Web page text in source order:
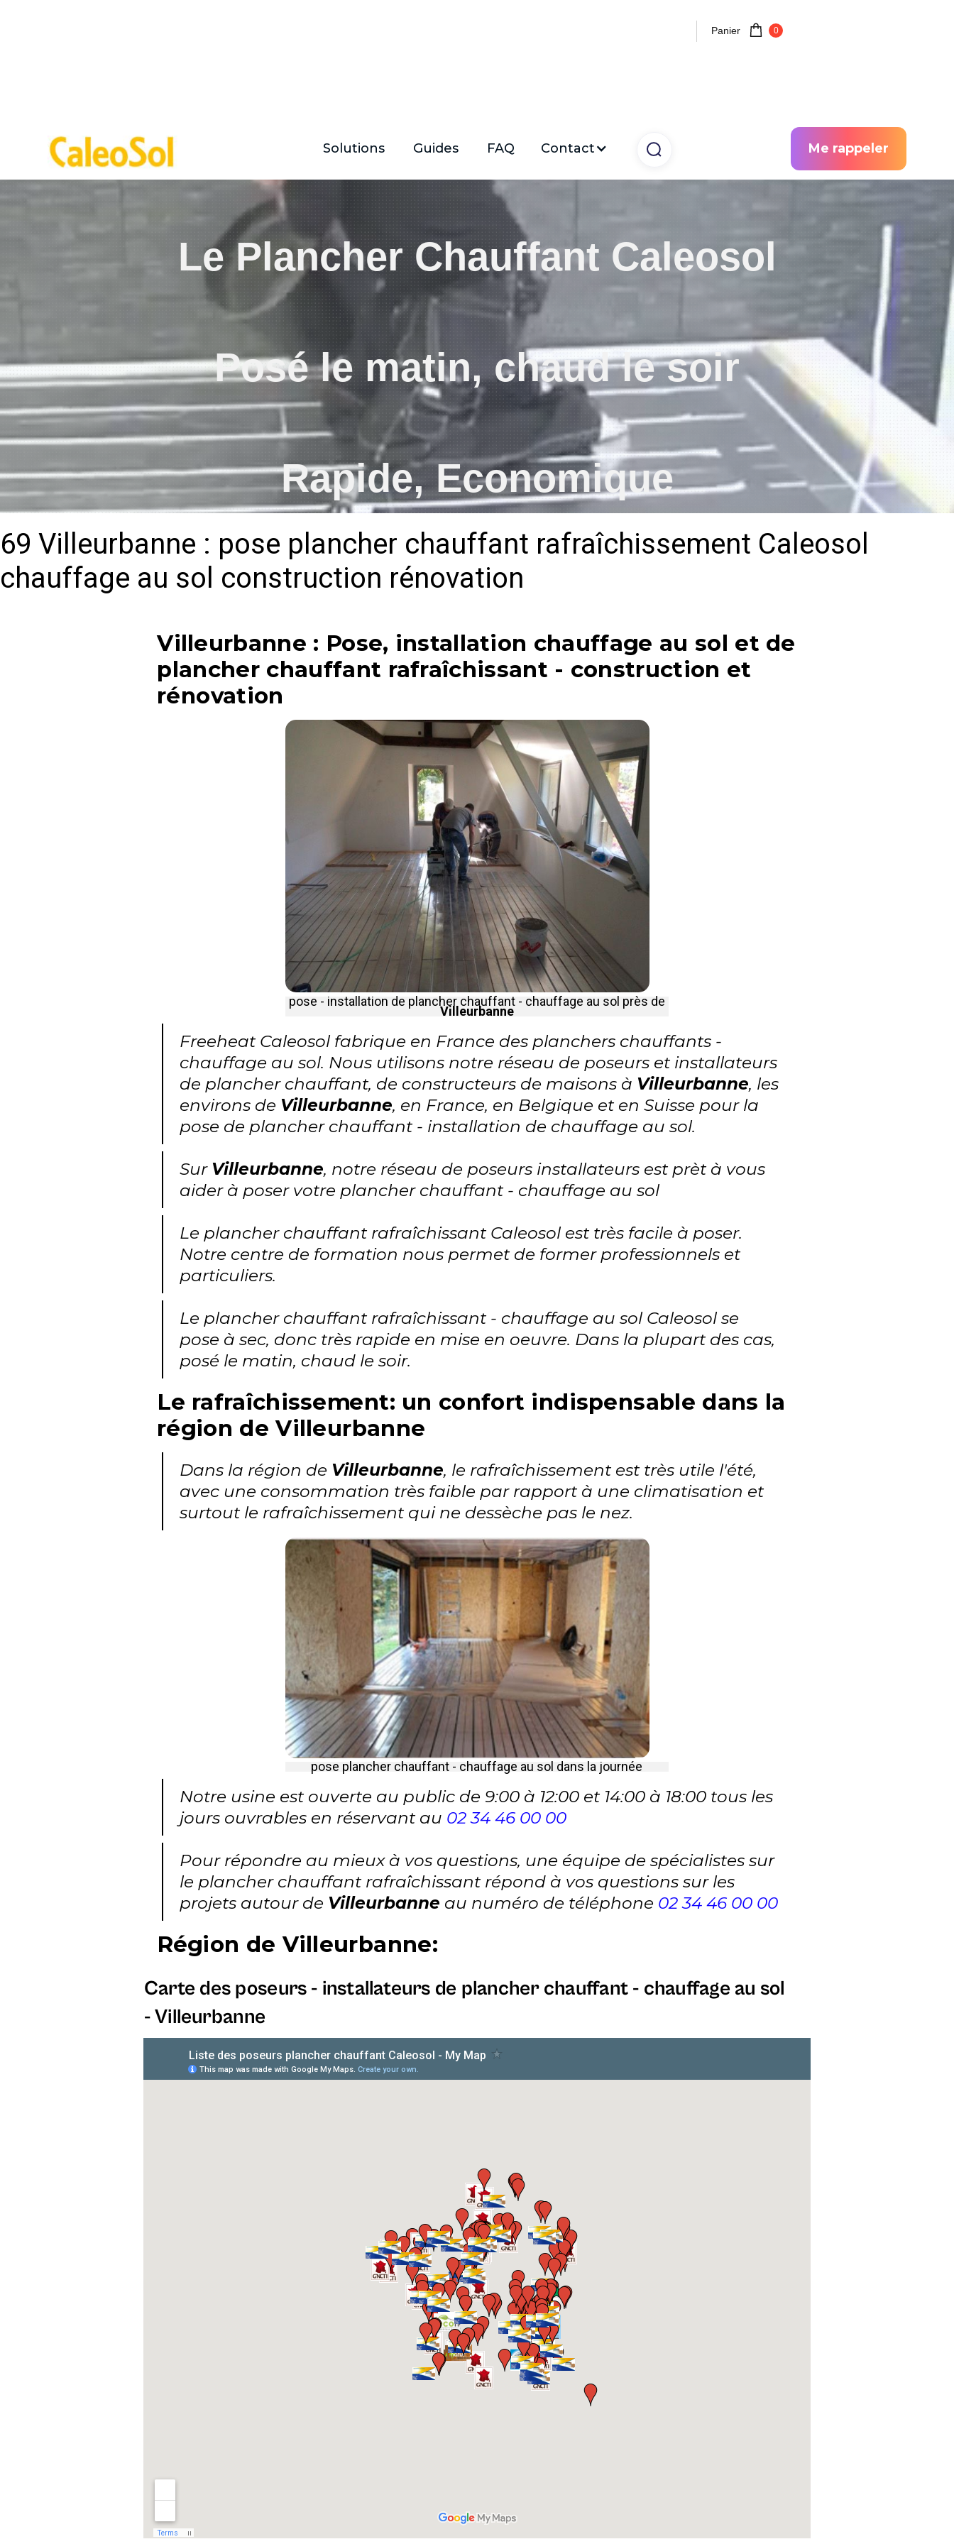
Solutions Guides FAQ Contact Me rappeler
Panier 0
LePlancher Chauffant Caleosol
Posé le matin, chaud le soir
Rapide, Economique
Rafraîchissant
Rénovation
69 Villeurbanne : pose plancher chauffant rafraîchissement Caleosol
chauffage au sol construction rénovation
Villeurbanne : Pose, installation chauffage au sol et de
plancher chauffant rafraîchissant - construction et
rénovation
pose - installation de plancher chauffant - chauffage au sol près de
Villeurbanne
Freeheat Caleosol fabrique en France des planchers chauffants -
chauffage au sol. Nous utilisons notre réseau de poseurs et installateurs
de plancher chauffant, de constructeurs de maisons à Villeurbanne, les
environs de Villeurbanne, en France, en Belgique et en Suisse pour la
pose de plancher chauffant - installation de chauffage au sol.
Sur Villeurbanne, notre réseau de poseurs installateurs est prèt à vous
aider à poser votre plancher chauffant - chauffage au sol
Le plancher chauffant rafraîchissant Caleosol est très facile à poser.
Notre centre de formation nous permet de former professionnels et
particuliers.
Le plancher chauffant rafraîchissant - chauffage au sol Caleosol se
pose à sec, donc très rapide en mise en oeuvre. Dans la plupart des cas,
posé le matin, chaud le soir.
Le rafraîchissement: un confort indispensable dans la
région deVilleurbanne
Dans la région de Villeurbanne, le rafraîchissement est très utile l'été,
avec une consommation très faible par rapport à une climatisation et
surtout le rafraîchissement qui ne dessèche pas le nez.
pose plancher chauffant - chauffage au sol dans la journée
Notre usine est ouverte au public de 9:00 à 12:00 et 14:00 à 18:00 tous les
jours ouvrables en réservant au 02 34 46 00 00
Pour répondre au mieux à vos questions, une équipe de spécialistes sur
le plancher chauffant rafraîchissant répond à vos questions sur les
projets autour de Villeurbanne au numéro de téléphone 02 34 46 00 00
Région deVilleurbanne:
Carte des poseurs - installateurs de plancher chauffant - chauffage au sol
-Villeurbanne